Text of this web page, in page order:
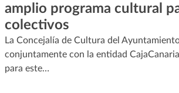
amplio programa cultural
colectivos
La Concejalía de Cultura del
conjuntamente con la entidad
para este…